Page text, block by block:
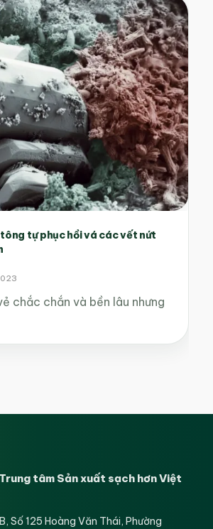
tự phục hồi vá các vết nứt
chắc chắn và bền lâu nhưng
tâm Sản xuất sạch hơn Việt
Số 125 Hoàng Văn Thái, Phường